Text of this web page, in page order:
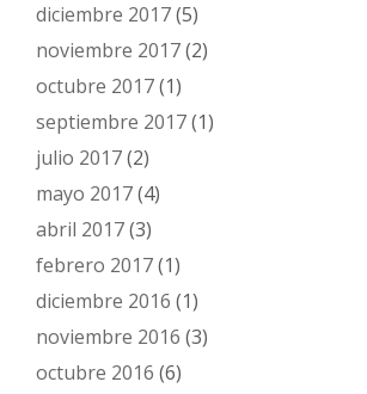
diciembre 2017(5)
noviembre 2017(2)
octubre 2017(1)
septiembre 2017(1)
julio 2017(2)
mayo 2017(4)
abril 2017(3)
febrero 2017(1)
diciembre 2016 (1)
noviembre 2016 (3)
octubre 2016 (6)